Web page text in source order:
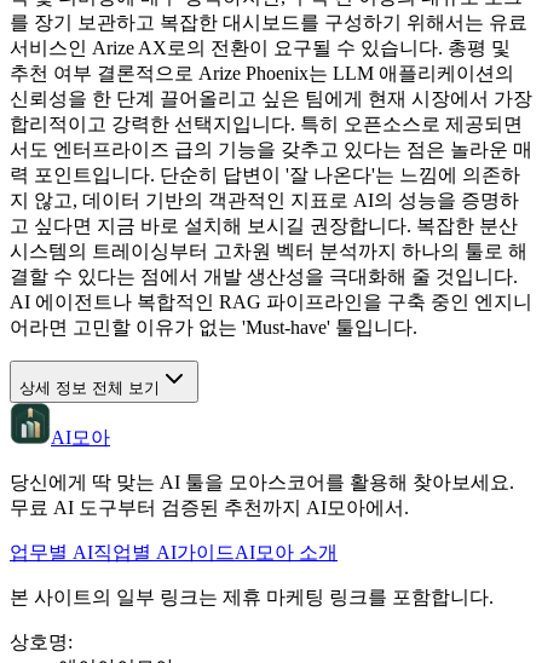
를 장기 보관하고 복잡한 대시보드를 구성하기 위해서는 유료
서비스인 Arize AX로의 전환이 요구될 수 있습니다. 총평 및
추천 여부 결론적으로 Arize Phoenix는 LLM 애플리케이션의
신뢰성을 한 단계 끌어올리고 싶은 팀에게 현재 시장에서 가장
합리적이고 강력한 선택지입니다. 특히 오픈소스로 제공되면
서도 엔터프라이즈 급의 기능을 갖추고 있다는 점은 놀라운 매
력 포인트입니다. 단순히 답변이 '잘 나온다'는 느낌에 의존하
지 않고, 데이터 기반의 객관적인 지표로 AI의 성능을 증명하
고 싶다면 지금 바로 설치해 보시길 권장합니다. 복잡한 분산
시스템의 트레이싱부터 고차원 벡터 분석까지 하나의 툴로 해
결할 수 있다는 점에서 개발 생산성을 극대화해 줄 것입니다.
AI 에이전트나 복합적인 RAG 파이프라인을 구축 중인 엔지니
어라면 고민할 이유가 없는 'Must-have' 툴입니다.
상세 정보 전체 보기
AI모아
당신에게 딱 맞는 AI 툴을 모아스코어를 활용해 찾아보세요.
무료 AI 도구부터 검증된 추천까지 AI모아에서.
업무별 AI직업별 AI가이드AI모아 소개
본 사이트의 일부 링크는 제휴 마케팅 링크를 포함합니다.
상호명: